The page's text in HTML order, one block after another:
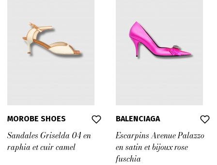
MOROBE SHOES
Sandales Griselda 04 en
raphia et cuir camel
BALENCIAGA
Escarpins Avenue Palazzo
en satin et bijoux rose
fuschia